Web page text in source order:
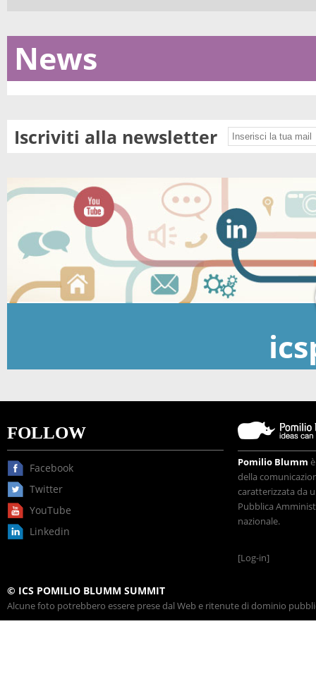
News
Iscriviti alla newsletter
FOLLOW
Facebook
Twitter
YouTube
Linkedin
Pomilio Blumm
della
caratterizzata da
Pubblica
nazionale.
[Log-in]
© ICS POMILIO BLUMM SUMMIT
Alcune foto potrebbero essere prese dal Web e ritenute di dominio